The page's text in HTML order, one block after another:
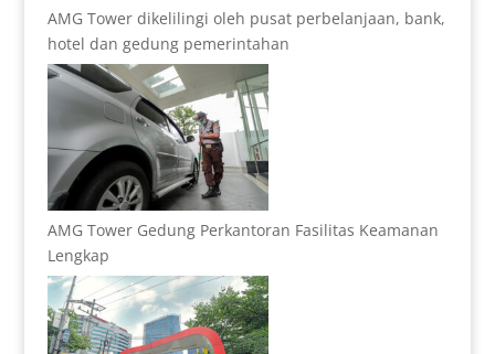
AMG Tower dikelilingi oleh pusat perbelanjaan, bank,
hotel dan gedung pemerintahan
AMG Tower Gedung Perkantoran Fasilitas Keamanan
Lengkap